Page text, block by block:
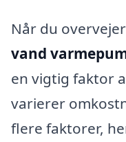
Når du
vand
en vigtig faktor
varierer
flere faktorer,